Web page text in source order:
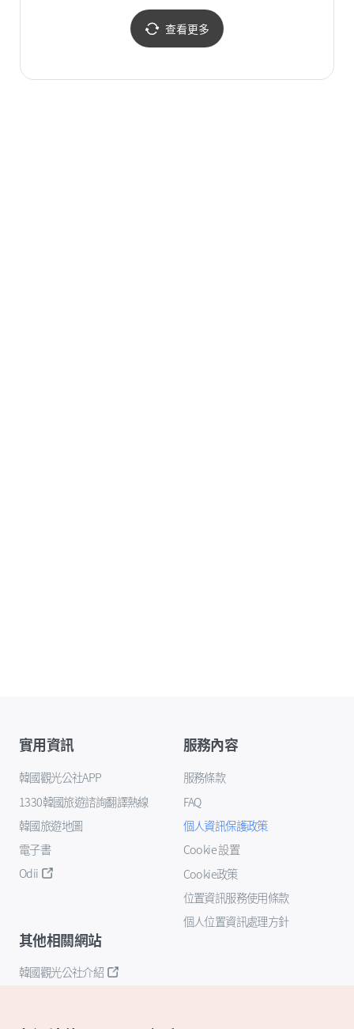
查看更多
實用資訊
韓國觀光公社APP
1330韓國旅遊諮詢翻譯熱線
韓國旅遊地圖
電子書
Odii
服務內容
服務條款
FAQ
個人資訊保護政策
Cookie 設置
Cookie政策
位置資訊服務使用條款
個人位置資訊處理方針
其他相關網站
韓國觀光公社介紹